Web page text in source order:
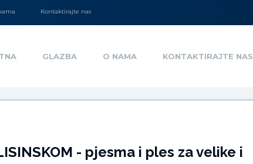
Kontaktirajte nas
GLAZBA O NAMA KONTAKTIRAJTE NAS
- pjesma i ples za velike i